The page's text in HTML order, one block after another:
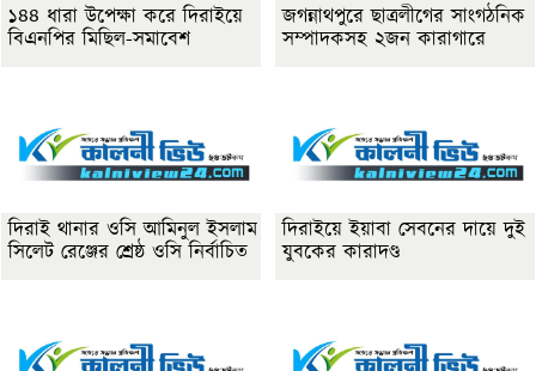
১৪৪ ধারা উপেক্ষা করে দিরাইয়ে
বিএনপির মিছিল-সমাবেশ
জগন্নাথপুরে ছাত্রলীগের সাংগঠনিক
সম্পাদকসহ ২জন কারাগারে
দিরাই থানার ওসি আমিনুল ইসলাম
সিলেট রেঞ্জের শ্রেষ্ঠ ওসি নির্বাচিত
দিরাইয়ে ইয়াবা সেবনের দায়ে দুই
যুবকের কারাদণ্ড